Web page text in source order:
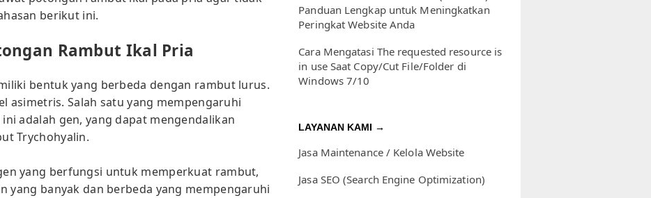
berikut ini.
Rambut Ikal Pria
bentuk yang berbeda dengan rambut lurus.
asimetris. Salah satu yang mempengaruhi
adalah gen, yang dapat mengendalikan
Trychohyalin.
yang berfungsi untuk memperkuat rambut,
yang banyak dan berbeda yang mempengaruhi
Panduan Lengkap untuk Meningkatkan
Peringkat Website Anda
Cara Mengatasi The requested resource is
in use Saat Copy/Cut File/Folder di
Windows 7/10
LAYANAN KAMI →
Jasa Maintenance / Kelola Website
Jasa SEO (Search Engine Optimization)